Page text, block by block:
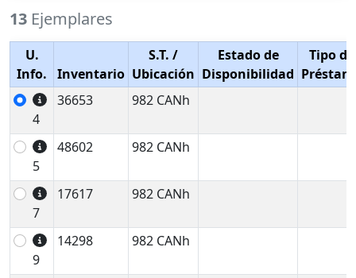
13 Ejemplares
U.
Info.
Inventario
S.T. /
Ubicación
Estado de
Disponibilidad
Tipo de
4
36653 982 CANh
5
48602 982 CANh
7
17617 982 CANh
9
14298 982 CANh